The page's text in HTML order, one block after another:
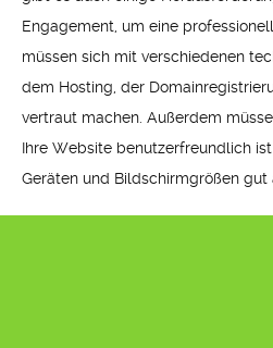
Engagement, um eine
müssen sich mit verschiedenen
dem Hosting, der
vertraut machen. Außerdem
Ihre Website benutzerfreundlich
Geräten und Bildschirmgrößen gut